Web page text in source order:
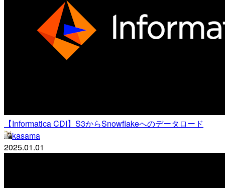
【Informatica CDI】S3からSnowflakeへのデータロード
kasama
2025.01.01